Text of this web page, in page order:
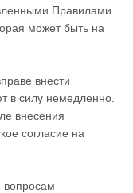
Правилами
может быть на
внести
в силу немедленно.
внесения
согласие на
вопросам